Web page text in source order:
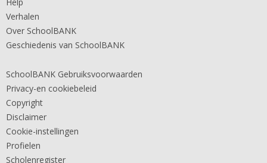
Verhalen
Over SchoolBANK
Geschiedenis van SchoolBANK
SchoolBANK Gebruiksvoorwaarden
Privacy-en cookiebeleid
Copyright
Disclaimer
Cookie-instellingen
Profielen
Scholenregister